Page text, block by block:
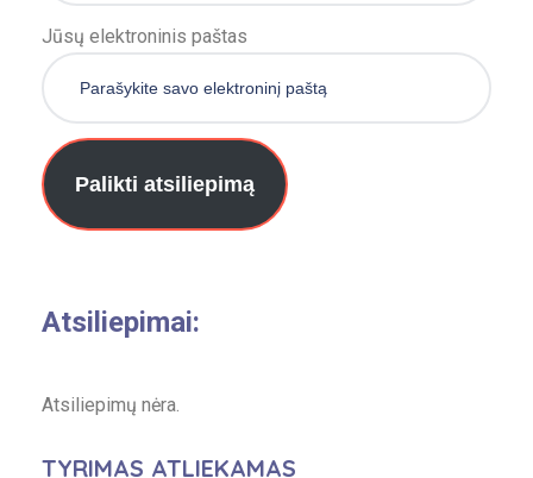
Jūsų elektroninis paštas
Palikti atsiliepimą
Atsiliepimai:
Atsiliepimų nėra.
TYRIMAS ATLIEKAMAS